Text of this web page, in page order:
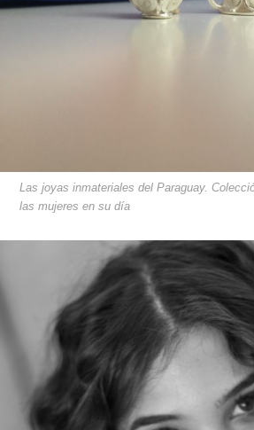
Las joyas inmateriales del Paraguay.
las mujeres en su día